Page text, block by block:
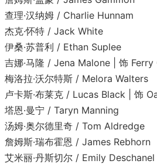
姆 / Charlie Hunnam
特 / Jack White
利 / Ethan Suplee
/ Jena Malone | 饰 Ferry
尔特斯 / Melora Walters
莱克 / Lucas Black | 饰
/ Taryn Manning
德里奇 / Tom Aldredge
布霍恩 / James Rebhorn
斯切尔 / Emily Deschanel